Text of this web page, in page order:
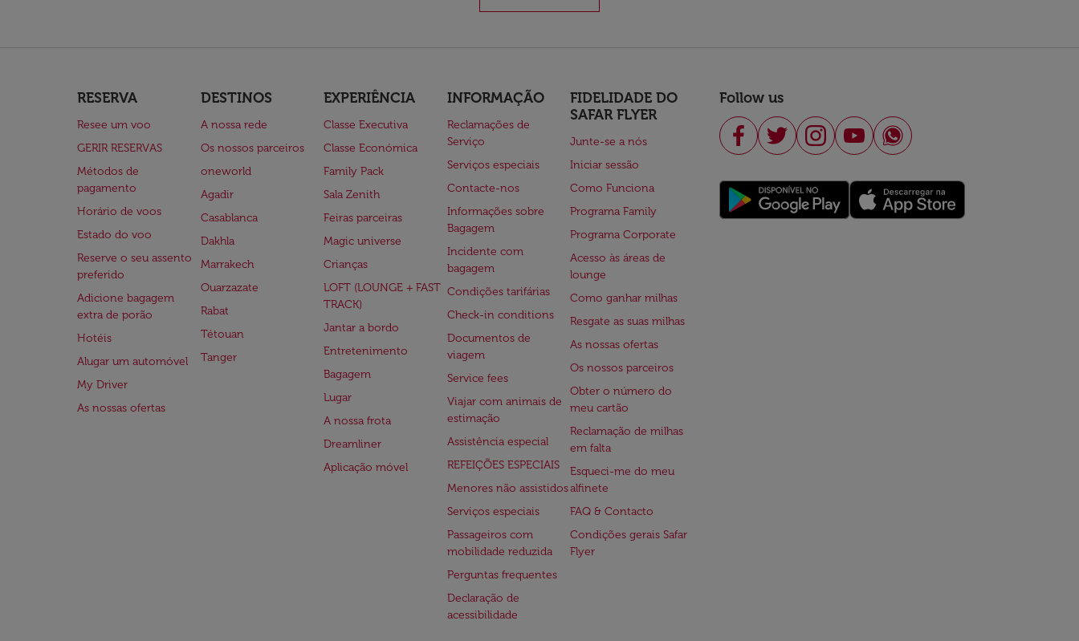
RESERVA
Resee um voo
GERIR RESERVAS
Métodos de
pagamento
Horário de voos
Estado do voo
Reserve o seu assento
preferido
Adicione bagagem
extra de porão
Hotéis
Alugar um automóvel
My Driver
As nossas ofertas
DESTINOS
A nossa rede
Os nossos parceiros
oneworld
Agadir
Casablanca
Dakhla
Marrakech
Ouarzazate
Rabat
Tétouan
Tanger
EXPERIÊNCIA
Classe Executiva
Classe Económica
Family Pack
Sala Zenith
Feiras parceiras
Magic universe
Crianças
LOFT (LOUNGE + FAST
TRACK)
Jantar a bordo
Entretenimento
Bagagem
Lugar
A nossa frota
Dreamliner
Aplicação móvel
INFORMAÇÃO
Reclamações de
Serviço
Serviços especiais
Contacte-nos
Informações sobre
Bagagem
Incidente com
bagagem
Condições tarifárias
Check-in conditions
Documentos de
viagem
Service fees
Viajar com animais de
estimação
Assistência especial
REFEIÇÕES ESPECIAIS
Menores não assistidos
Serviços especiais
Passageiros com
mobilidade reduzida
Perguntas frequentes
Declaração de
acessibilidade
FIDELIDADE DO
SAFAR FLYER
Junte-se a nós
Iniciar sessão
Como Funciona
Programa Family
Programa Corporate
Acesso às áreas de
lounge
Como ganhar milhas
Resgate as suas milhas
As nossas ofertas
Os nossos parceiros
Obter o número do
meu cartão
Reclamação de milhas
em falta
Esqueci-me do meu
alfinete
FAQ & Contacto
Condições gerais Safar
Flyer
Follow us